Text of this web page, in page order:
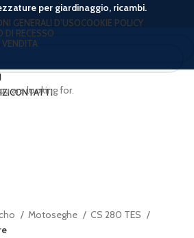
per giardinaggio, ricambi.
GENERALI D’USOCOOKIE POLICY
DI RECESSO
CONTATTI
Motoseghe
CS 280 TES
are looking for.